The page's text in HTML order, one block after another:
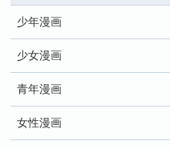
少年漫画
少女漫画
青年漫画
女性漫画